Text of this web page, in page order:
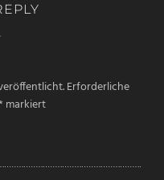
Erforderliche
markiert